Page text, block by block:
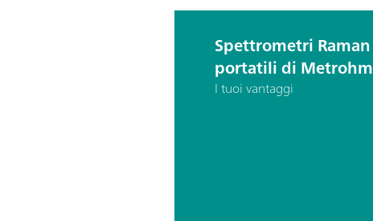
Spettrometri Raman
portatili di Metrohm
I tuoi vantaggi